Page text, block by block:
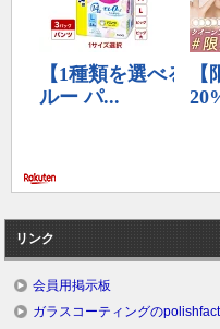
リンク
会員用掲示板
ガラスコーティングの